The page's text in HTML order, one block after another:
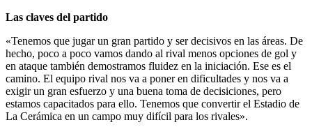
Las claves del partido
«Tenemos que jugar un gran partido y ser decisivos en las áreas. De
hecho, poco a poco vamos dando al rival menos opciones de gol y
en ataque también demostramos fluidez en la iniciación. Ese es el
camino. El equipo rival nos va a poner en dificultades y nos va a
exigir un gran esfuerzo y una buena toma de decisiciones, pero
estamos capacitados para ello. Tenemos que convertir el Estadio de
La Cerámica en un campo muy difícil para los rivales».